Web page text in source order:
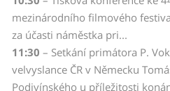
mezinárodního filmového
za účasti náměstka pri...
11:30 – Setkání primátora P.
velvyslance ČR v Německu
Podivínského u příležitosti